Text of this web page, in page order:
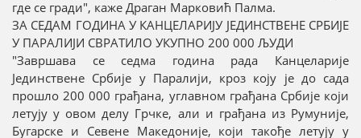
где се гради", каже Драган Марковић Палма.
ЗА СЕДАМ ГОДИНА У КАНЦЕЛАРИЈУ ЈЕДИНСТВЕНЕ СРБИЈЕ
У ПАРАЛИЈИ СВРАТИЛО УКУПНО 200 000 ЉУДИ
"Завршава се седма година рада Канцеларије
Јединствене Србије у Паралији, кроз коју је до сада
прошло 200 000 грађана, углавном грађана Србије који
летују у овом делу Грчке, али и грађана из Румуније,
Бугарске и Севене Македоније, који такође летују у